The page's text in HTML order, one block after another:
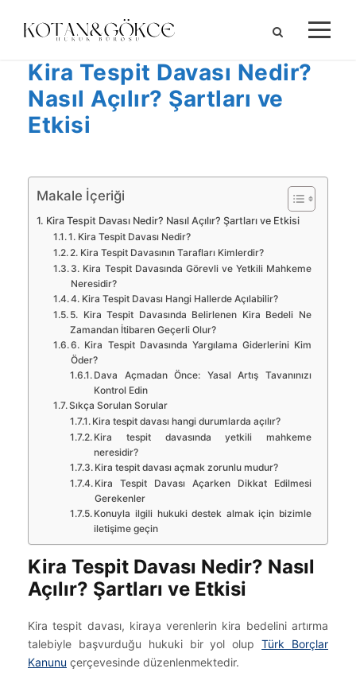
Kira Tespit Davası Nedir?
Nasıl Açılır? Şartları ve
Etkisi
Makale İçeriği
Kira Tespit Davası Nedir? Nasıl Açılır? Şartları ve Etkisi
1. Kira Tespit Davası Nedir?
2. Kira Tespit Davasının Tarafları Kimlerdir?
3. Kira Tespit Davasında Görevli ve Yetkili Mahkeme
Neresidir?
4. Kira Tespit Davası Hangi Hallerde Açılabilir?
5. Kira Tespit Davasında Belirlenen Kira Bedeli Ne
Zamandan İtibaren Geçerli Olur?
6. Kira Tespit Davasında Yargılama Giderlerini Kim
Öder?
Dava Açmadan Önce: Yasal Artış Tavanınızı
Kontrol Edin
Sıkça Sorulan Sorular
Kira tespit davası hangi durumlarda açılır?
Kira tespit davasında yetkili mahkeme
neresidir?
Kira tespit davası açmak zorunlu mudur?
Kira Tespit Davası Açarken Dikkat Edilmesi
Gerekenler
Konuyla ilgili hukuki destek almak için bizimle
iletişime geçin
Kira Tespit Davası Nedir? Nasıl
Açılır? Şartları ve Etkisi
Kira tespit davası, kiraya verenlerin kira bedelini artırma
talebiyle başvurduğu hukuki bir yol olupTürk Borçlar
Kanunu çerçevesinde düzenlenmektedir.